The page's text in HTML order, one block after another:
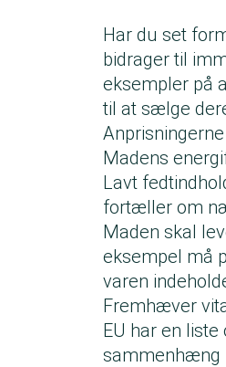
Har du set
bidrager til
eksempler på
til at sælge
Madens
Lavt
fortæller om
Maden skal
eksempel må
varen
Fremhæver
EU har en
sammenhæng